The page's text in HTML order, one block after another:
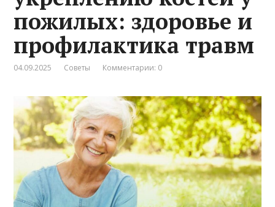
пожилых: здоровье и
профилактика травм
04.09.2025 Советы Комментарии: 0